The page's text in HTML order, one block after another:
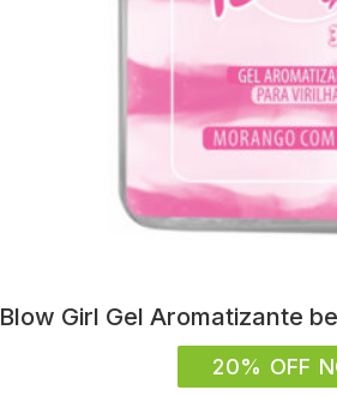
Blow Girl Gel Aromatizante
20% OFF